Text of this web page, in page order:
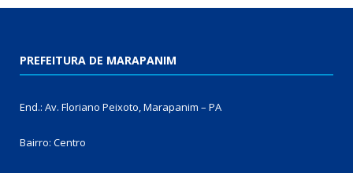
PREFEITURA DE MARAPANIM
End.: Av. Floriano Peixoto, Marapanim – PA
Bairro: Centro